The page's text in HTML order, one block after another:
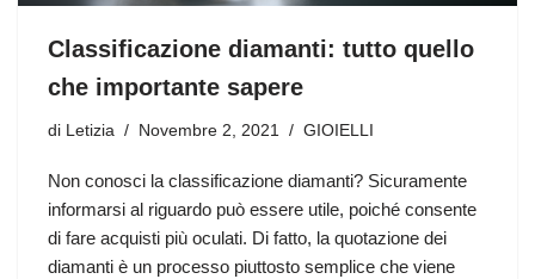
Classificazione diamanti: tutto quello
che importante sapere
di Letizia Novembre 2, 2021 GIOIELLI
Non conosci la classificazione diamanti? Sicuramente
informarsi al riguardo può essere utile, poiché consente
di fare acquisti più oculati. Di fatto, la quotazione dei
diamanti è un processo piuttosto semplice che viene